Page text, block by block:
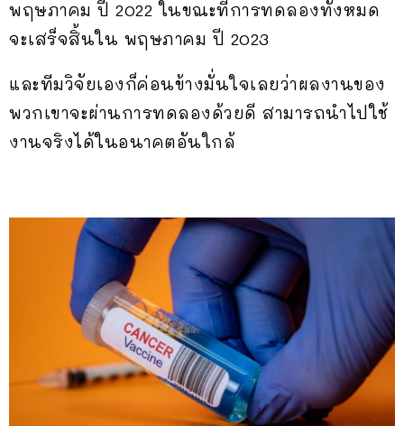
พฤษภาคม ปี 2022 ในขณะที่การทดลองทั้งหมด
จะเสร็จสิ้นใน พฤษภาคม ปี 2023
และทีมวิจัยเองก็ค่อนข้างมั่นใจเลยว่าผลงานของ
พวกเขาจะผ่านการทดลองด้วยดี สามารถนำไปใช้
งานจริงได้ในอนาคตอันใกล้